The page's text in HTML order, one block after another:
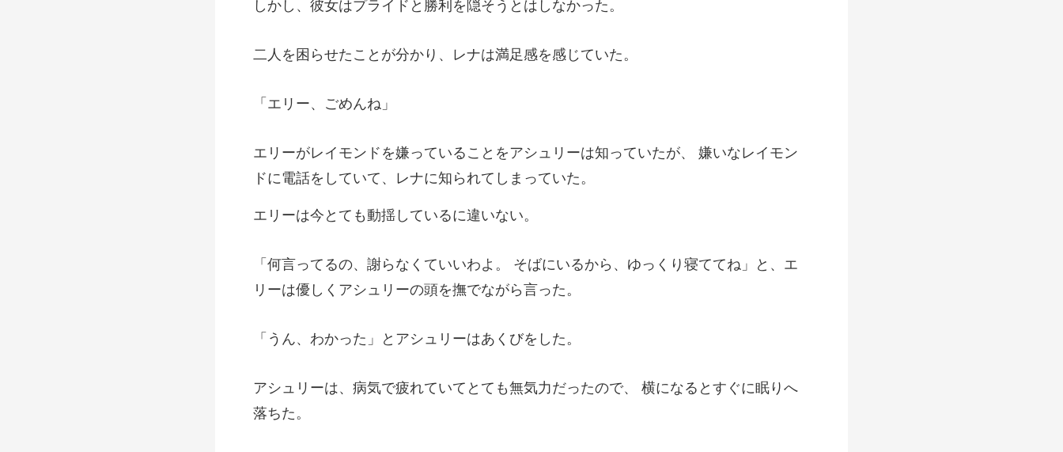
ライドと勝利を隠
が分かり、レナは満
ー、ご
リーは知っていたが、 嫌いなレイモン
ドに電
ても動揺してい
ばにいるから、ゆっくり寝ててね」と、エ
リ
た」とアシュリ
てとても無気力だったので、